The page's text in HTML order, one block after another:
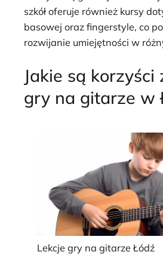
szkół oferuje również kursy
basowej oraz fingerstyle, co
rozwijanie umiejętności w
Jakie są korzyści
gry na gitarze w
Lekcje gry na gitarze Łódź